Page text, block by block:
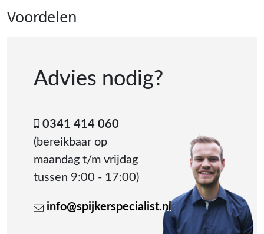
Voordelen
Advies nodig?
0341 414 060
(bereikbaar op
maandag t/m vrijdag
tussen 9:00 - 17:00)
info@spijkerspecialist.nl